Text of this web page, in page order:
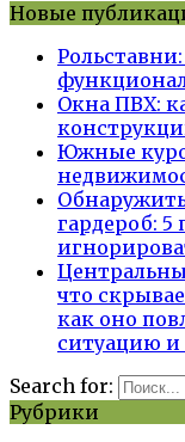
Новые
Окна ПВХ:
Южные
гардероб: 5
что
как оно
ситуацию
Search for:
Рубрики